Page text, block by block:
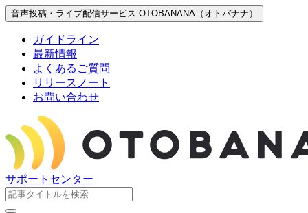
音声投稿・ライブ配信サービス OTOBANANA（オトバナナ）
ガイドライン
最新情報
よくあるご質問
リリースノート
お問い合わせ
サポートセンター